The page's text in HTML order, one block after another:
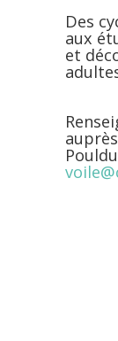
Des
aux
et